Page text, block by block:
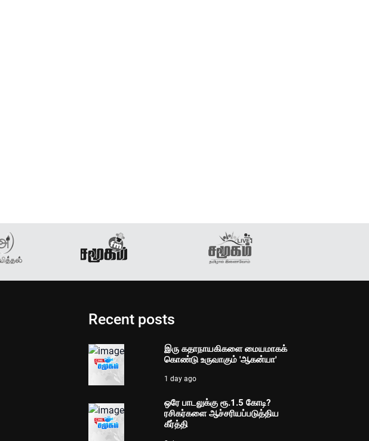
Recent posts
இரு கதாநாயகிகளை மையமாகக்
கொண்டு உருவாகும் 'ஆகன்யா'
1 day ago
ஒரே பாடலுக்கு ரூ.1.5 கோடி?
ரசிகர்களை ஆச்சரியப்படுத்திய
கீர்த்தி